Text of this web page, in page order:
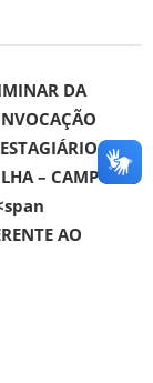
DA
– CAMPUS
AO